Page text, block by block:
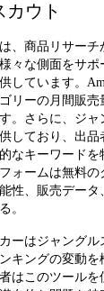
カウト
、商品リサーチ
々な側面をサポ
しています。
リーの月間販
。さらに、ジャ
しており、出品
なキーワードを
ォームは無料
性、販売デー
。
ーはジャングル
キングの変動
はこのツールを